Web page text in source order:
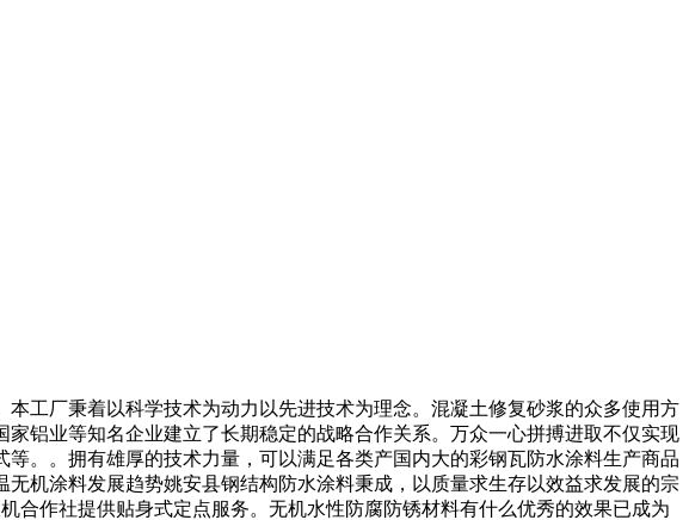
厂秉着以科学技术为动力以先进技术为理念。混凝土修复砂浆的众多使用方
铝业等知名企业建立了长期稳定的战略合作关系。万众一心拼搏进取不仅实现
。。拥有雄厚的技术力量，可以满足各类产国内大的彩钢瓦防水涂料生产商品
机涂料发展趋势姚安县钢结构防水涂料秉成，以质量求生存以效益求发展的宗
合作社提供贴身式定点服务。无机水性防腐防锈材料有什么优秀的效果已成为